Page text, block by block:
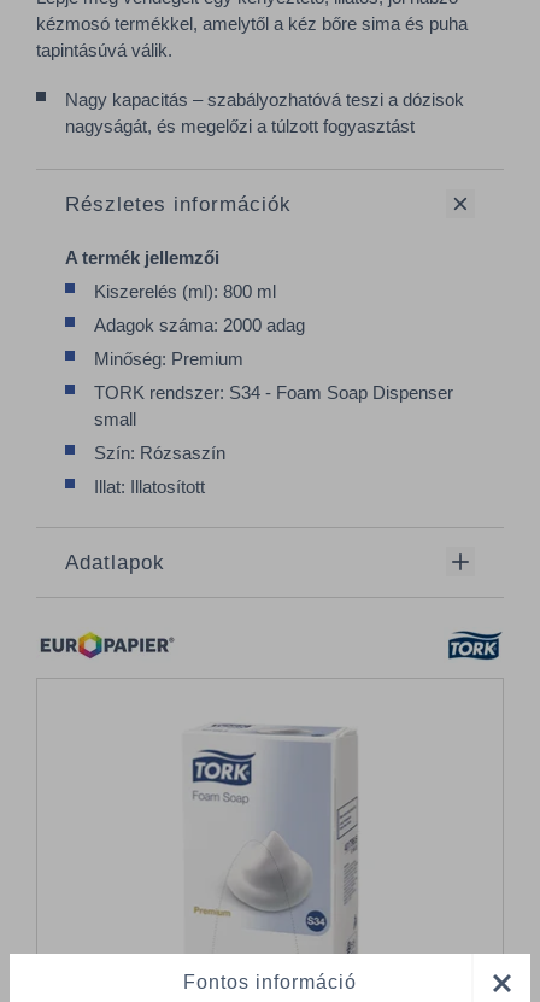
kézmosó termékkel, amelytől a kéz bőre sima és puha
tapintásúvá válik.
Nagy kapacitás – szabályozhatóvá teszi a dózisok
nagyságát, és megelőzi a túlzott fogyasztást
Részletes információk
A termék jellemzői
Kiszerelés (ml): 800 ml
Adagok száma: 2000 adag
Minőség: Premium
TORK rendszer: S34 - Foam Soap Dispenser
small
Szín: Rózsaszín
Illat: Illatosított
Adatlapok
Fontos információ